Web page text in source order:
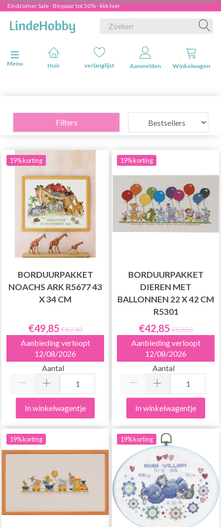
Eindzomer Sale - Bespaar tot 50% - klik hier
Navigatie in-/uitschakelen
Menu
Huis verlanglijst Aanmelden Winkelwagen
Filters
19% korting
BORDUURPAKKET
NOACHS ARK R5677 43
X 34 CM
€49,85 €62,30
Aanbieding verloopt
12/08/2026
Aantal
In winkelwagentje
19% korting
BORDUURPAKKET
DIEREN MET
BALLONNEN 22 X 42 CM
R5301
€42,85 €53,55
Aanbieding verloopt
12/08/2026
Aantal
In winkelwagentje
19% korting 19% korting